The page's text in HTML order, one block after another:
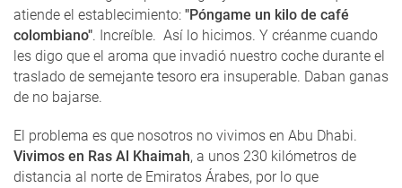
atiende el establecimiento: "Póngame un kilo de café
colombiano". Increíble. Así lo hicimos. Y créanme cuando
les digo que el aroma que invadió nuestro coche durante el
traslado de semejante tesoro era insuperable. Daban ganas
de no bajarse.
El problema es que nosotros no vivimos en Abu Dhabi.
Vivimos en Ras Al Khaimah, a unos 230 kilómetros de
distancia al norte de Emiratos Árabes, por lo que